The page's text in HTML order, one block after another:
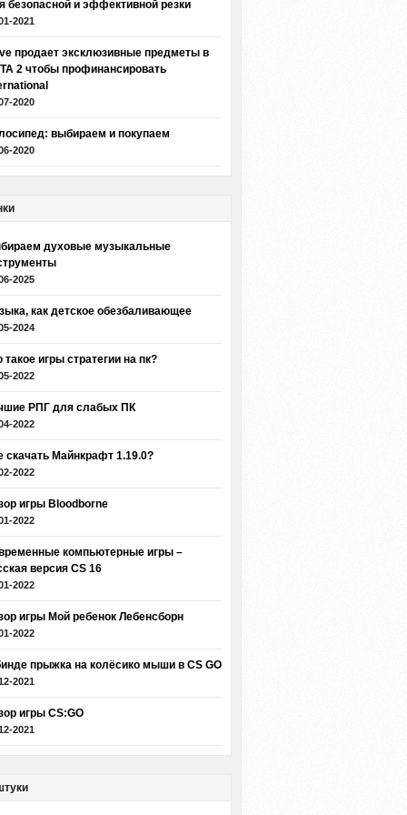
безопасной и эффективной резки
2021
продает эксклюзивные предметы в
2 чтобы профинансировать
2020
выбираем и покупаем
2020
духовые музыкальные
2025
как детское обезбаливающее
2024
такое игры стратегии на пк?
2022
РПГ для слабых ПК
2022
скачать Майнкрафт 1.19.0?
2022
игры Bloodborne
2022
компьютерные игры –
версия CS 16
2022
игры Мой ребенок Лебенсборн
2022
прыжка на колёсико мыши в CS GO
2021
игры CS:GO
2021